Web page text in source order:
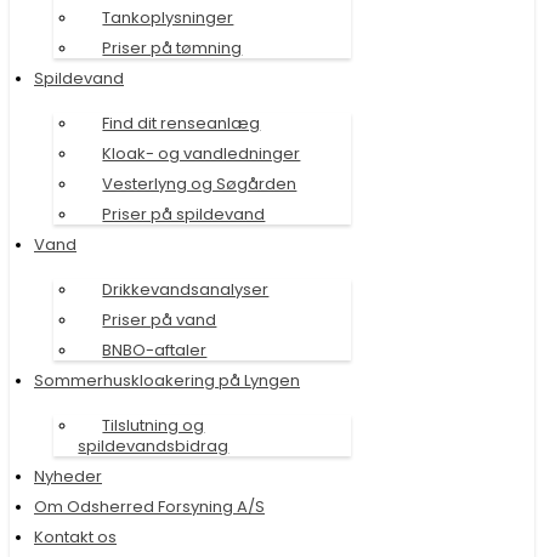
Tankoplysninger
Priser på tømning
Spildevand
Find dit renseanlæg
Kloak- og vandledninger
Vesterlyng og Søgården
Priser på spildevand
Vand
Drikkevandsanalyser
Priser på vand
BNBO-aftaler
Sommerhuskloakering på Lyngen
Tilslutning og
spildevandsbidrag
Nyheder
Om Odsherred Forsyning A/S
Kontakt os